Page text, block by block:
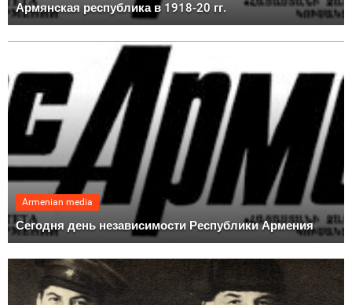
Армянская республика в 1918-20 гг.
Armenian media
Сегодня день независимости Республики Армения